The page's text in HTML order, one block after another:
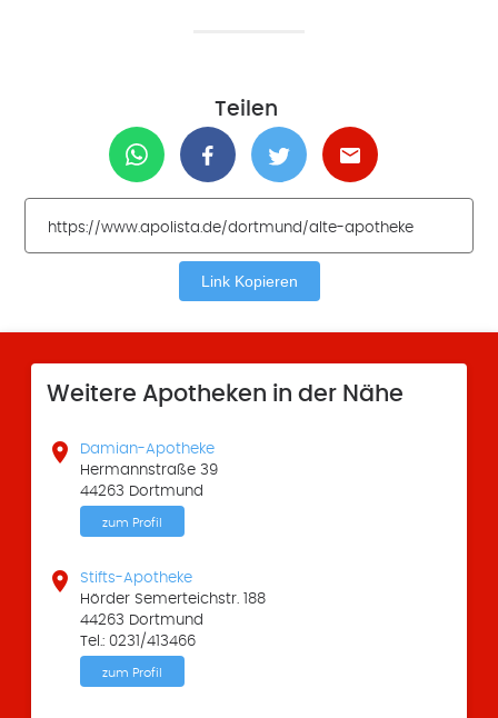
Teilen
Link Kopieren
Weitere Apotheken in der Nähe

Damian-Apotheke
Hermannstraße 39
44263 Dortmund
zum Profil

Stifts-Apotheke
Hörder Semerteichstr. 188
44263 Dortmund
Tel.: 0231/413466
zum Profil